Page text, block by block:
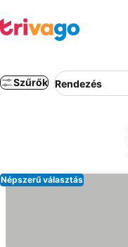
Szűrők Rendezés
Népszerű választás